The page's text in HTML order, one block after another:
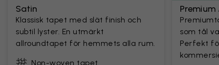
Satin
Klassisk tapet med slät finish och
subtil lyster. En utmärkt
allroundtapet för hemmets alla rum.
Non-woven tapet
som tål
Perfekt